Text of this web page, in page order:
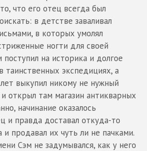
что его отец всегда был
в детстве заваливал
в которых умолял
ногти для своей
поступил на историка и долгое
таинственных экспедициях, а
выкупил никому не нужный
открыл там магазин антикварных
начинание оказалось
и правда доставал откуда-то
продавал их чуть ли не пачками.
Сэм не задумывался, как у него